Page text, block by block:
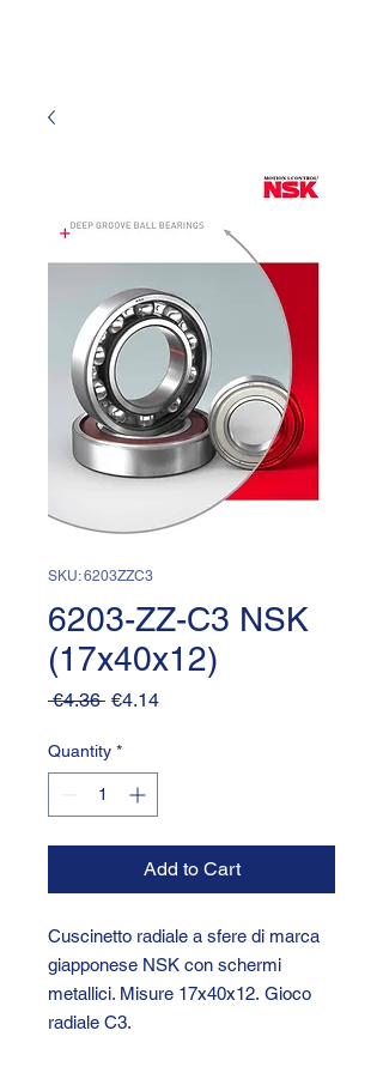
SKU: 6203ZZC3
6203-ZZ-C3 NSK
(17x40x12)
€4.36 Regular
€4.14Sale
Quantity *
Add to Cart
Cuscinetto radiale a sfere di marca
giapponese NSK con schermi
metallici. Misure 17x40x12. Gioco
radiale C3.